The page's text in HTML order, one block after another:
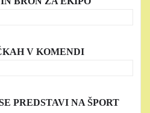
V KOMENDI
PREDSTAVI NA ŠPORT